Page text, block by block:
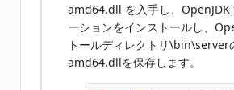
amd64.dll を入手し、OpenJDK
ーションをインストールし、
トールディレクトリ\bin\server
amd64.dllを保存します。